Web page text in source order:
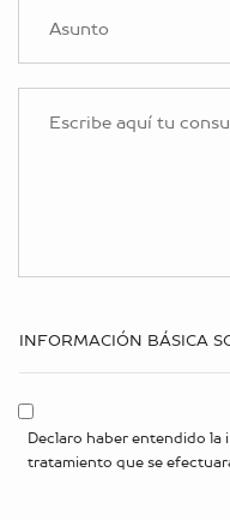
INFORMACIÓN BÁSICA
Declaro haber entendido
tratamiento que se